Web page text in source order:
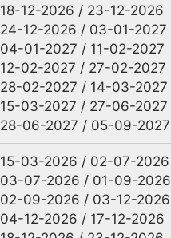
18-12-2026 / 23-12-2026
24-12-2026 / 03-01-2027
04-01-2027 / 11-02-2027
12-02-2027 / 27-02-2027
28-02-2027 / 14-03-2027
15-03-2027 / 27-06-2027
28-06-2027 / 05-09-2027
15-03-2026 / 02-07-2026
03-07-2026 / 01-09-2026
02-09-2026 / 03-12-2026
04-12-2026 / 17-12-2026